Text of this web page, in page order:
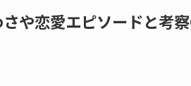
や恋愛エピソードと考